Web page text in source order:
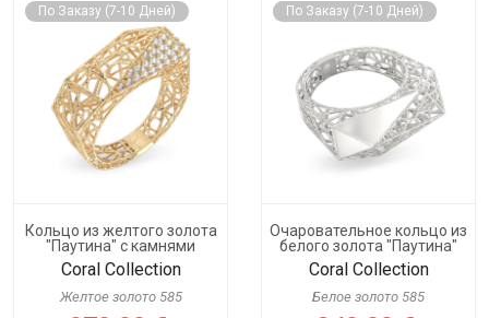
По Заказу (7-10 Дней)
Кольцо из желтого золота
"Паутина" с камнями
Coral Collection
Желтое золото 585
По Заказу (7-10 Дней)
Очаровательное кольцо из
белого золота "Паутина"
Coral Collection
Белое золото 585